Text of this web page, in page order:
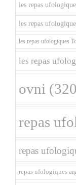
les repas
les repas
les repas ufologiques
les repas
ovni
repas
repas
repas ufologiques